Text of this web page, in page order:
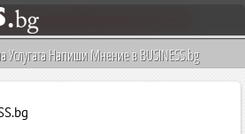
Услугата Напиши Мнение в BUSINESS.bg